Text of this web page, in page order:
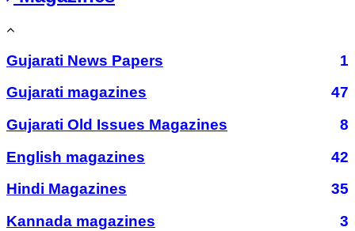
Gujarati News Papers
1
Gujarati magazines
47
Gujarati Old Issues Magazines
8
English magazines
42
Hindi Magazines
35
Kannada magazines
3